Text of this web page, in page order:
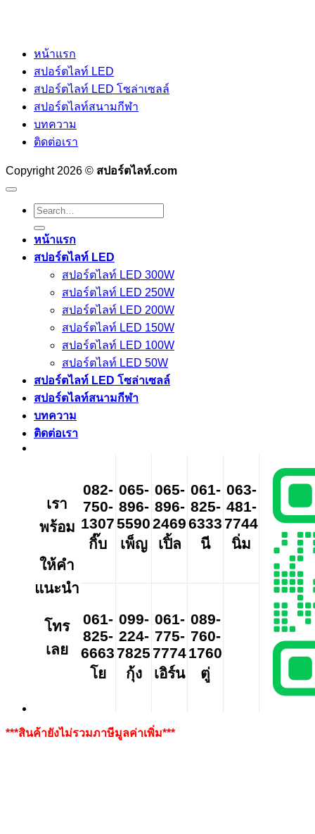
หน้าแรก
สปอร์ตไลท์ LED
สปอร์ตไลท์ LED โซล่าเซลล์
สปอร์ตไลท์สนามกีฬา
บทความ
ติดต่อเรา
Copyright 2026 © สปอร์ตไลท์.com
Search
for:
หน้าแรก
สปอร์ตไลท์ LED
สปอร์ตไลท์ LED 300W
สปอร์ตไลท์ LED 250W
สปอร์ตไลท์ LED 200W
สปอร์ตไลท์ LED 150W
สปอร์ตไลท์ LED 100W
สปอร์ตไลท์ LED 50W
สปอร์ตไลท์ LED โซล่าเซลล์
สปอร์ตไลท์สนามกีฬา
บทความ
ติดต่อเรา
เรา
พร้อม
ให้คำ
แนะนำ
โทร
เลย
082-
750-
1307
กิ๊บ
065-
896-
5590
เพ็ญ
065-
896-
2469
เปิ้ล
061-
825-
6333
นี
063-
481-
7744
นิ่ม
061-
825-
6663
โย
099-
224-
7825
กุ้ง
061-
775-
7774
เอิร์น
089-
760-
1760
ตู่
***สินค้ายังไม่รวมภาษีมูลค่าเพิ่ม***